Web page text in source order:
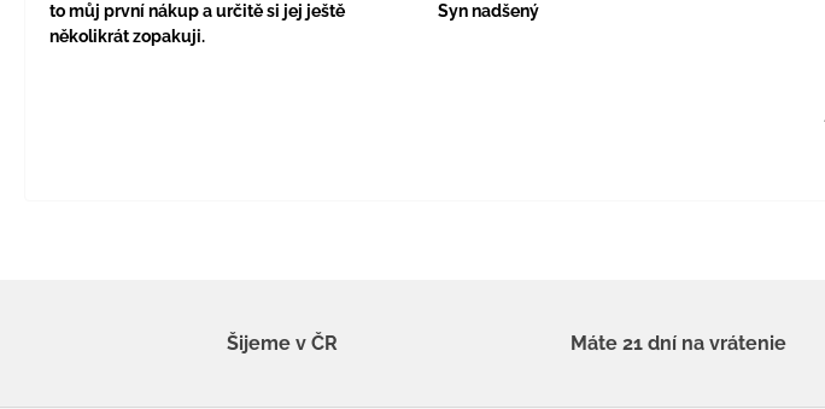
to můj první nákup a určitě si jej ještě
několikrát zopakuji.
Syn nadšený
Šijeme v ČR Máte 21 dní na vrátenie